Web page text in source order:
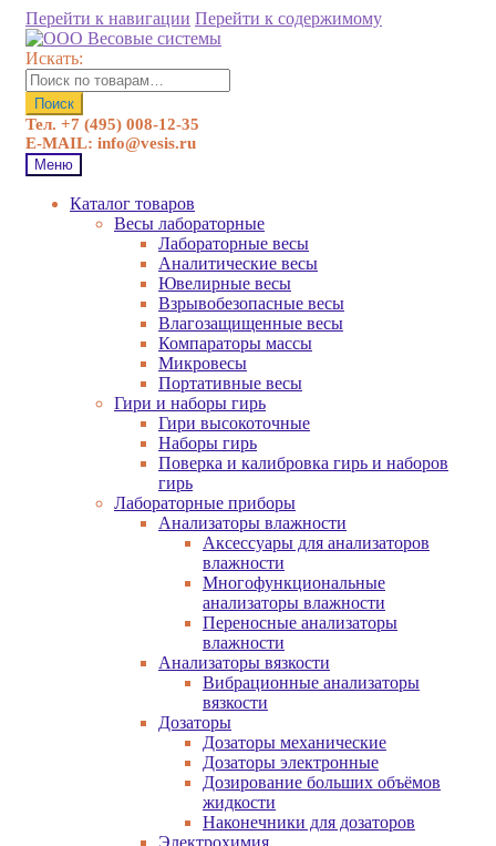
Перейти к навигации Перейти к содержимому
Искать:
Поиск
Тел. +7 (495) 008-12-35
E-MAIL: info@vesis.ru
Меню
Каталог товаров
Весы лабораторные
Лабораторные весы
Аналитические весы
Ювелирные весы
Взрывобезопасные весы
Влагозащищенные весы
Компараторы массы
Микровесы
Портативные весы
Гири и наборы гирь
Гири высокоточные
Наборы гирь
Поверка и калибровка гирь и наборов
гирь
Лабораторные приборы
Анализаторы влажности
Аксессуары для анализаторов
влажности
Многофункциональные
анализаторы влажности
Переносные анализаторы
влажности
Анализаторы вязкости
Вибрационные анализаторы
вязкости
Дозаторы
Дозаторы механические
Дозаторы электронные
Дозирование больших объёмов
жидкости
Наконечники для дозаторов
Электрохимия